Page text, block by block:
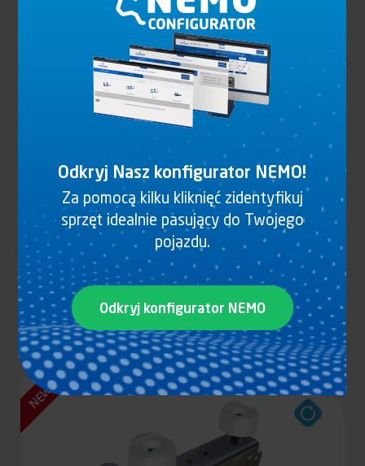
ADELIFT - PODNOSNIK KRÓTKI
Zobacz produkt
NEW
Odkryj Nasz konfigurator NEMO!
Za pomocą kilku kliknięć zidentyfikuj
sprzęt idealnie pasujący do Twojego
pojazdu.
Odkryj konfigurator NEMO